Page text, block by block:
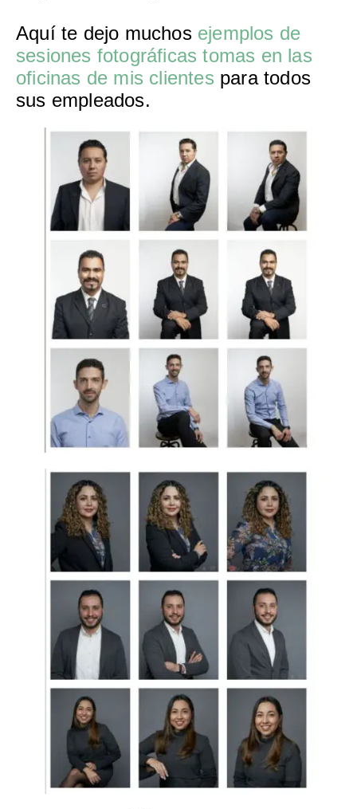
Aquí te dejo muchos ejemplos de
sesiones fotográficas tomas en las
oficinas de mis clientes para todos
sus empleados.